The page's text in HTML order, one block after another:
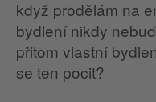
když prodělám na
bydlení nikdy
přitom vlastní
se ten pocit?